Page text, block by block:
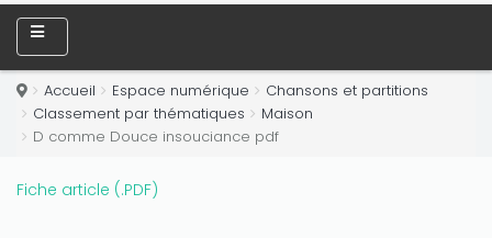
Accueil Espace numérique
Chansons et partitions
Classement par thématiques
Maison
D comme Douce insouciance pdf
Fiche article (.PDF)
Only play at
amount on your credits!